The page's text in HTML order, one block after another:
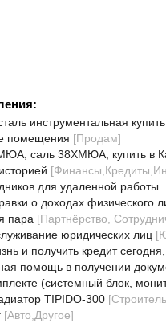
инструментальная
помещения [Продам]
саль 38ХМЮА, купить в
[
для удaленной рaботы.
о доходах физического
пара [Партнёрство,
юридических лиц [
и получить кредит
помощь в получении
(системный блок,
TIPIDO-300 [
[Авто,Другое]